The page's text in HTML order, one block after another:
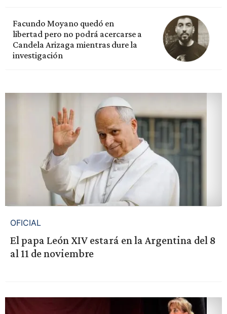
Facundo Moyano quedó en
libertad pero no podrá acercarse a
Candela Arizaga mientras dure la
investigación
OFICIAL
El papa León XIV estará en la Argentina del 8
al 11 de noviembre